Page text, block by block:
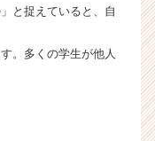
と捉えていると、自
。多くの学生が他人